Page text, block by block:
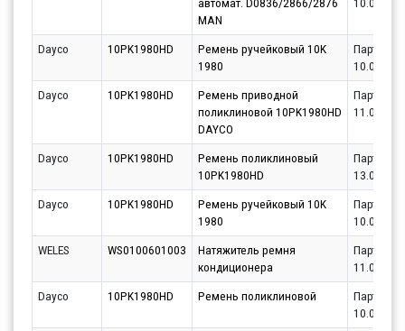
MAN
Dayco 10PK1980HD
Ремень ручейковый 10K
1980
Партнёр
Dayco
10PK1980HD
Ремень приводной
поликлиновой 10PK1980HD
DAYCO
Партнёр
Dayco 10PK1980HD
Ремень поликлиновый
10PK1980HD
Партнёр
Dayco
10PK1980HD
Ремень ручейковый 10K
1980
Партнёр
WELES
WS0100601003
Натяжитель ремня
кондиционера
Партнёр
Dayco
10PK1980HD Ремень поликлиновой
Партнёр